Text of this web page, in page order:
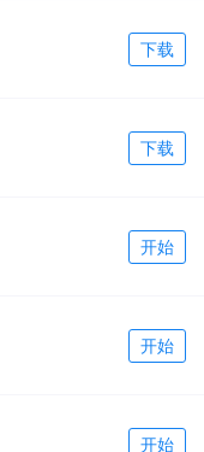
下载
下载
开始
开始
开始